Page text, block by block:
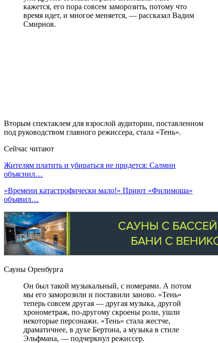
кажется, его пора совсем заморозить, потому что
время идет, и многое меняется, — рассказал Вадим
Смирнов.
Вторым спектаклем для взрослой аудитории, поставленном
под руководством главного режиссера, стала «Тень».
Сейчас читают
Жителям платить и убираться не придется: Салмин
объяснил…
«Времени катастрофически мало!» Приют «Филимоша»
объявил…
Сауны Оренбурга
Он был такой музыкальный, с номерами. А потом
мы его заморозили и поставили заново. «Тень»
теперь совсем другая — другая музыка, другой
хронометраж, по-другому скроены роли, ушли
некоторые персонажи. «Тень» стала жестче,
драматичнее, в духе Бертона, а музыка в стиле
Эльфмана, — подчеркнул режиссер.